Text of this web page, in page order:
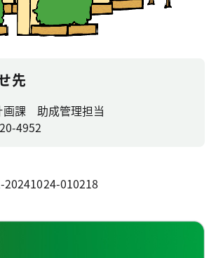
先
課 助成管理担当
4952
010218